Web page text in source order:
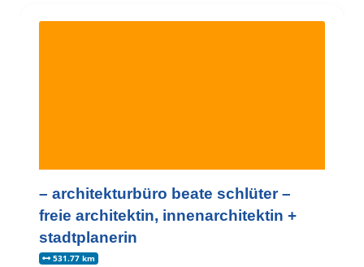
– architekturbüro beate schlüter –
freie architektin, innenarchitektin +
stadtplanerin
531.77 km